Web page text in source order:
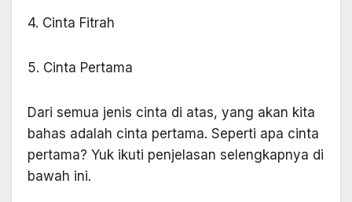
4. Cinta Fitrah
5. Cinta Pertama
Dari semua jenis cinta di atas, yang akan kita
bahas adalah cinta pertama. Seperti apa cinta
pertama? Yuk ikuti penjelasan selengkapnya di
bawah ini.